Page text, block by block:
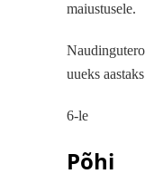
maiustusele.
uueks
6-le
Põhi